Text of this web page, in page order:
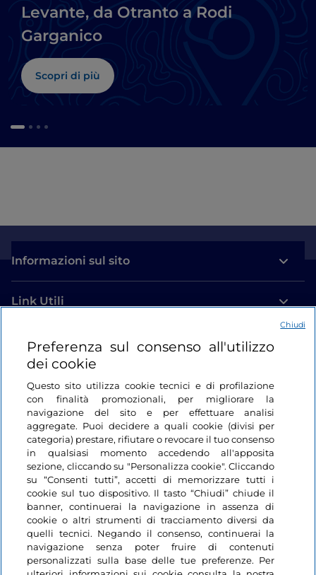
Levante, da Otranto a Rodi
Garganico
Scopri di più
Informazioni sul sito
Link Utili
Login
Restiamo in contatto
Preferenza sul consenso all'utilizzo
dei cookie
Questo sito utilizza cookie tecnici e di profilazione
con finalità promozionali, per migliorare la
navigazione del sito e per effettuare analisi
aggregate. Puoi decidere a quali cookie (divisi per
categoria) prestare, rifiutare o revocare il tuo consenso
in qualsiasi momento accedendo all'apposita
sezione, cliccando su "Personalizza cookie". Cliccando
su “Consenti tutti”, accetti di memorizzare tutti i
cookie sul tuo dispositivo. Il tasto “Chiudi” chiude il
banner, continuerai la navigazione in assenza di
cookie o altri strumenti di tracciamento diversi da
quelli tecnici. Negando il consenso, continuerai la
navigazione senza poter fruire di contenuti
personalizzati sulla base delle tue preferenze. Per
Chiudi